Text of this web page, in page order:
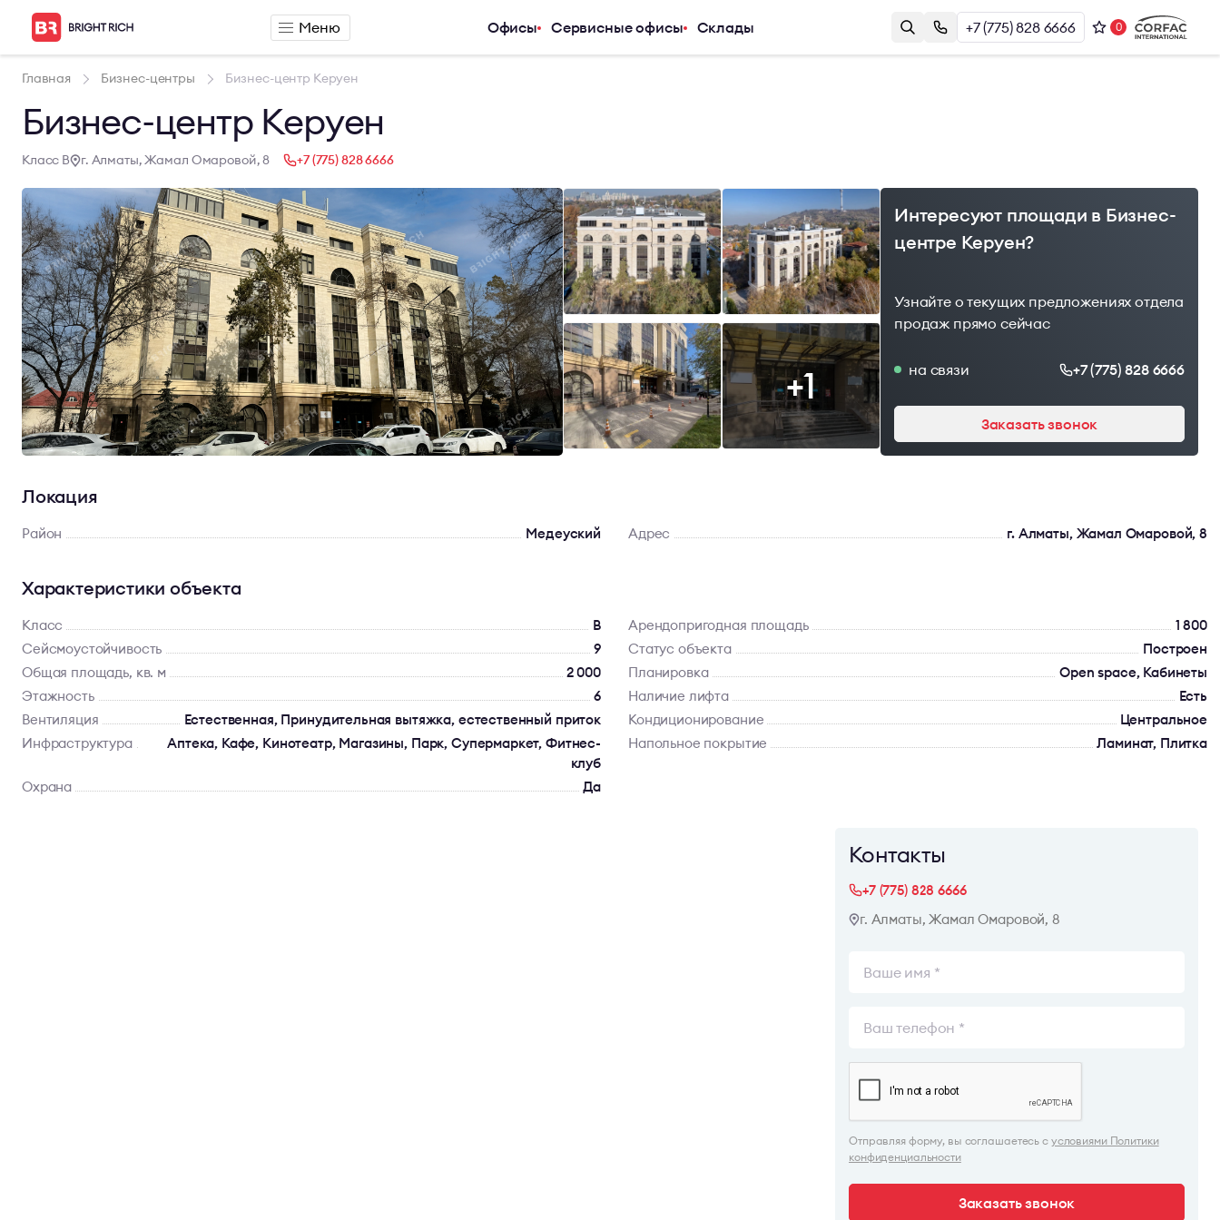
Меню Офисы Сервисные офисы Склады +7 (775) 828 6666 0
Главная Бизнес-центры Бизнес-центр Керуен
Бизнес-центр Керуен
Класс B г. Алматы, Жамал Омаровой, 8 +7 (775) 828 6666
+1
Интересуют площади в Бизнес-
центре Керуен?
Узнайте о текущих предложениях отдела
продаж прямо сейчас
на связи +7 (775) 828 6666
Заказать звонок
Локация
Район Медеуский Адрес г. Алматы, Жамал Омаровой, 8
Характеристики объекта
Класс B Арендопригодная площадь
1 800
Сейсмоустойчивость
9 Статус объекта
Построен
Общая площадь, кв. м
2 000 Планировка
Open space, Кабинеты
Этажность
6 Наличие лифта
Есть
Вентиляция
Естественная, Принудительная вытяжка, естественный приток Кондиционирование
Центральное
Инфраструктура
Аптека, Кафе, Кинотеатр, Магазины, Парк, Супермаркет, Фитнес-
клуб
Напольное покрытие Ламинат, Плитка
Охрана Да
Контакты
+7 (775) 828 6666
г. Алматы, Жамал Омаровой, 8
Отправляя форму, вы соглашаетесь с условиями Политики
конфиденциальности
Заказать звонок
Аренда
Аренда офиса
Аренда сервисного офиса
Продажа
Продажа офиса
Продажа склада
Услуги
Владельцам и девелоперам
Компания
Карьера
Контакты
Контакты